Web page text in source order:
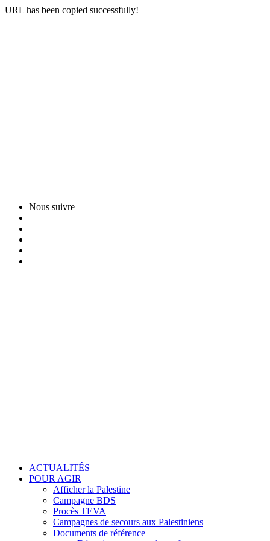
URL has been copied successfully!
Nous suivre
ACTUALITÉS
POUR AGIR
Afficher la Palestine
Campagne BDS
Procès TEVA
Campagnes de secours aux Palestiniens
Documents de référence